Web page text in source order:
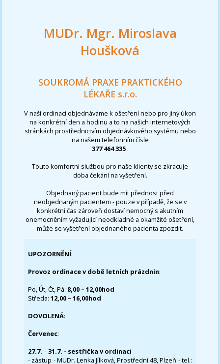
MUDr. Mgr. Miroslava
Houšková
SOUKROMÁ PRAXE PRAKTICKÉHO
LÉKAŘE s.r.o.
V naší ordinaci objednáváme k ošetření nebo pro jiný úkon
na konkrétní den a hodinu a to na našich internetových
stránkách prostřednictvím objednávkového systému nebo
na našem telefonním čísle
377 464 335 .
Touto komfortní službou pro naše klienty se zkracuje
doba čekání na vyšetření.
Objednaný pacient bude mít přednost před
neobjednaným pacientem - pouze v případě, že se v
konkrétní čas zároveň dostaví nemocný s akutním
onemocněním vyžadující neodkladné a okamžité ošetření,
může se vyšetření objednaného pacienta zpozdit.
UPOZORNĚNÍ:
Provoz ordinace v době letních prázdnin:
Po, Út, Čt, Pá: 8,00 – 12,00hod
Středa:12,00 – 16,00hod
DOVOLENÁ:
Červenec:
27.7.–31.7. - sestřička v ordinaci
- zástup - MUDr. Lenka Jílková, Prostřední 48, Plzeň - tel.: